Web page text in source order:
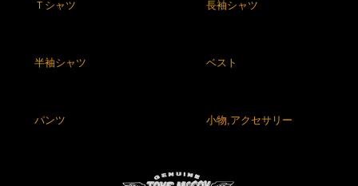
Ｔシャツ 長袖シャツ
半袖シャツ ベスト
パンツ 小物,アクセサリー